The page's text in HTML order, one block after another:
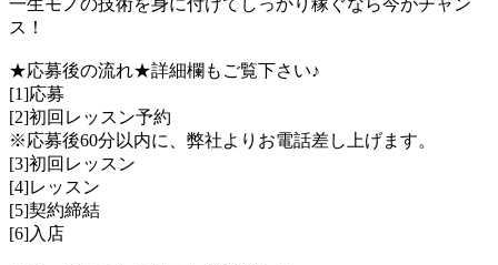
ス！
★応募後の流れ★詳細欄もご覧下さい♪
[1]応募
[2]初回レッスン予約
※応募後60分以内に、弊社よりお電話差し上げます。
[3]初回レッスン
[4]レッスン
[5]契約締結
[6]入店